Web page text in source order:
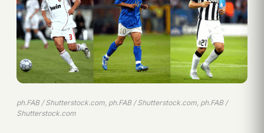
ph.FAB / Shutterstock.com, ph.FAB / Shutterstock.com, ph.FAB /
Shutterstock.com